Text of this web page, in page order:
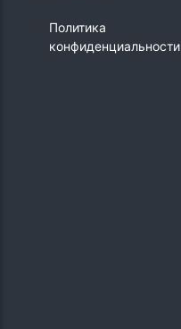
Политика
конфиденциальности